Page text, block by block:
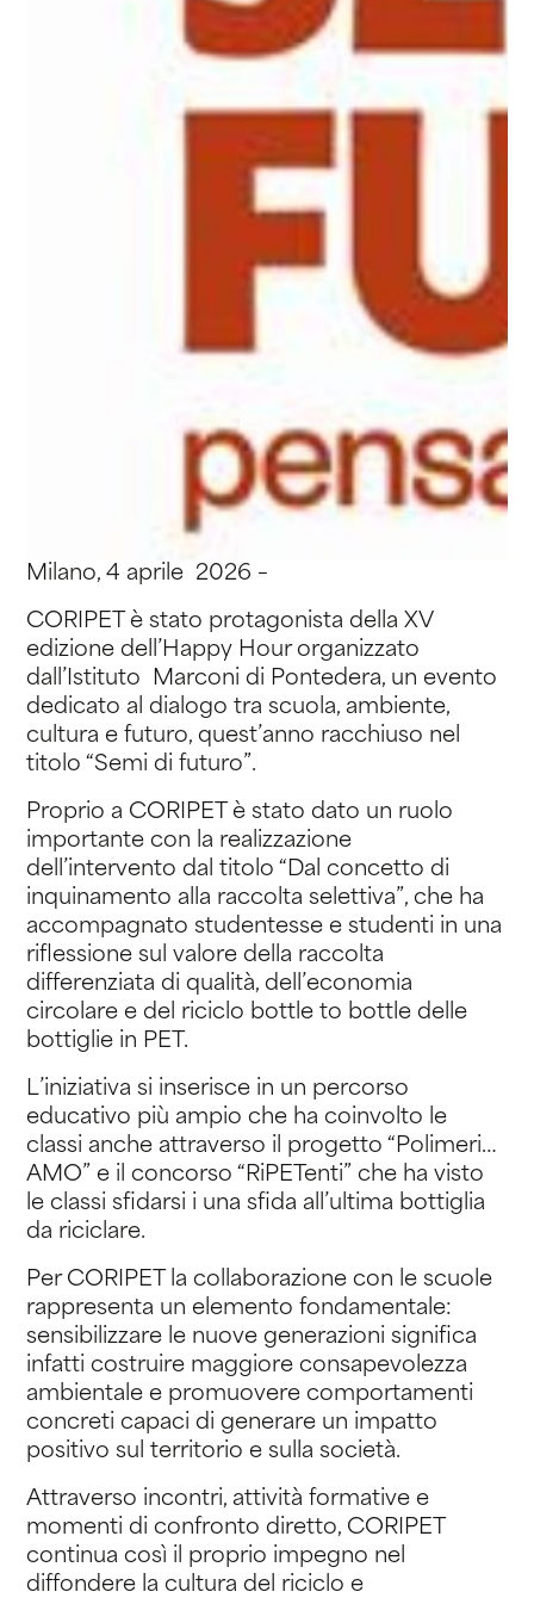
Milano, 4 aprile 2026 –
CORIPET è stato protagonista della XV
edizione dell’Happy Hour organizzato
dall’Istituto Marconi di Pontedera, un evento
dedicato al dialogo tra scuola, ambiente,
cultura e futuro, quest’anno racchiuso nel
titolo “Semi di futuro”.
Proprio a CORIPET è stato dato un ruolo
importante con la realizzazione
dell’intervento dal titolo “Dal concetto di
inquinamento alla raccolta selettiva”, che ha
accompagnato studentesse e studenti in una
riflessione sul valore della raccolta
differenziata di qualità, dell’economia
circolare e del riciclo bottle to bottle delle
bottiglie in PET.
L’iniziativa si inserisce in un percorso
educativo più ampio che ha coinvolto le
classi anche attraverso il progetto “Polimeri…
AMO” e il concorso “RiPETenti” che ha visto
le classi sfidarsi i una sfida all’ultima bottiglia
da riciclare.
Per CORIPET la collaborazione con le scuole
rappresenta un elemento fondamentale:
sensibilizzare le nuove generazioni significa
infatti costruire maggiore consapevolezza
ambientale e promuovere comportamenti
concreti capaci di generare un impatto
positivo sul territorio e sulla società.
Attraverso incontri, attività formative e
momenti di confronto diretto, CORIPET
continua così il proprio impegno nel
diffondere la cultura del riciclo e